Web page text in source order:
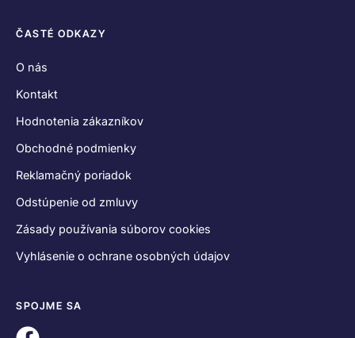
ČASTÉ ODKAZY
O nás
Kontakt
Hodnotenia zákazníkov
Obchodné podmienky
Reklamačný poriadok
Odstúpenie od zmluvy
Zásady používania súborov cookies
Vyhlásenie o ochrane osobných údajov
SPOJME SA